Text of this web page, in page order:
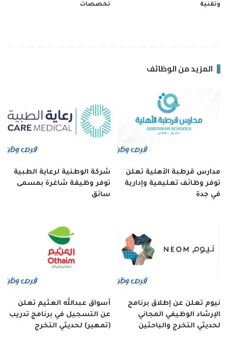
وتقنية
تخصصات
المزيد من الوظائف
مدارس قرطبة الأهلية تعلن
توفر وظائف تعليمية وإدارية
في جدة
شركة الوطنية لرعاية الطبية
توفر وظيفة شاغرة بمسمى
سائق
نيوم تعلن عن إطلاق برنامج
الإرشاد الوظيفي المجاني
لحديثي التخرج والباحثين
أسواق عبدالله العثيم تعلن
عن التسجيل في برنامج تدريب
(تمهير) لحديثي التخرج